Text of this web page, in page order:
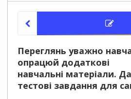
Переглянь уважно
опрацюй додаткові
навчальні матеріали.
тестові завдання для